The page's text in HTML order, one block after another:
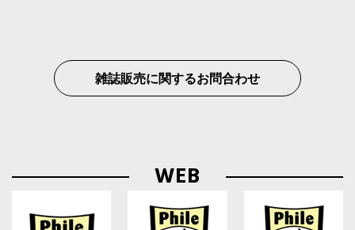
雑誌販売に関するお問合わせ
WEB